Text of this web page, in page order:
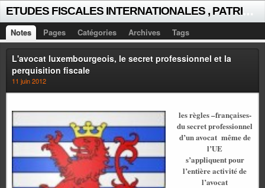
Notes Pages Catégories Archives Tags
L'avocat luxembourgeois, le secret professionnel et la
perquisition fiscale
11 juin 2012
les règles –françaises-
du secret professionnel
d’un avocat même de
l’UE
s’appliquent pour
l’entière activité de
l’avocat